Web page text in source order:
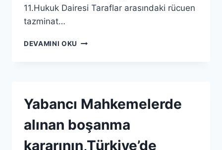
11.Hukuk Dairesi Taraflar arasındaki rücuen
tazminat…
DEVAMINI OKU
Yabancı Mahkemelerde
alınan boşanma
kararının,Türkiye’de